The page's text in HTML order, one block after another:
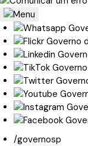
/governosp